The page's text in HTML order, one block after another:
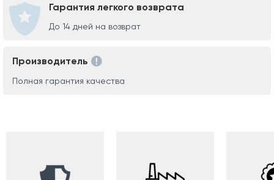
Гарантия легкого возврата
До 14 дней на возврат
Производитель
Полная гарантия качества